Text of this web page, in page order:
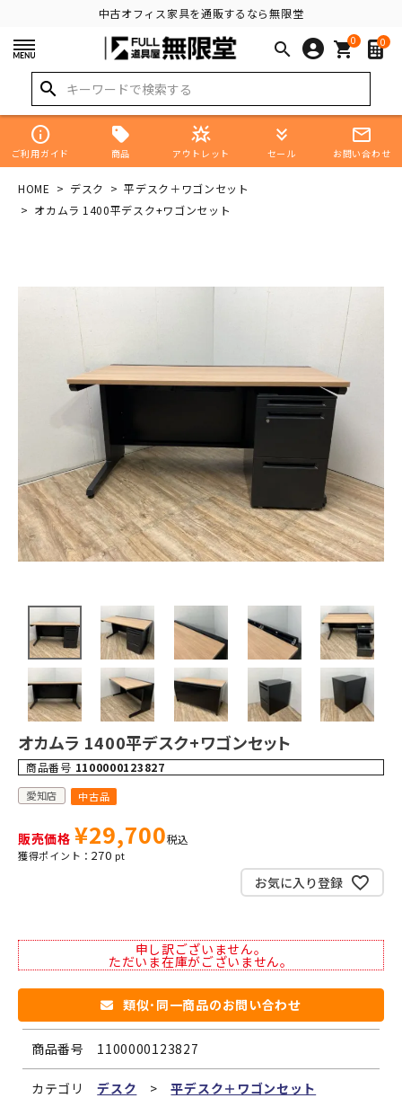
中古オフィス家具を通販するなら無限堂
search 0
shopping_cart 0
search
info
ご利用ガイド 商品
star_shine
アウトレット
keyboard_double_arrow_down
セール
mail_outline
お問い合わせ
HOME デスク
平デスク＋ワゴンセット
オカムラ 1400平デスク+ワゴンセット
オカムラ 1400平デスク+ワゴンセット
商品番号 1100000123827
愛知店 中古品
販売価格 ¥29,700税込
270
お気に入り登録
申し訳ございません。
ただいま在庫がございません。
類似･同一商品のお問い合わせ
商品番号 1100000123827
カテゴリ デスク >平デスク＋ワゴンセット